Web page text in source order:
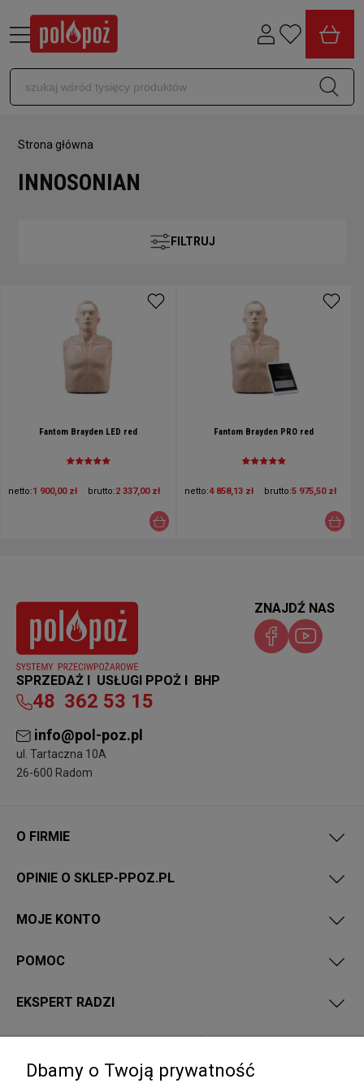
Strona główna
INNOSONIAN
FILTRUJ
Fantom Brayden LED red
netto:1 900,00 zł brutto:2 337,00 zł
Fantom Brayden PRO red
netto:4 858,13 zł brutto:5 975,50 zł
SPRZEDAŻ I USŁUGI PPOŻ I BHP
48 362 53 15
info@pol-poz.pl
ul. Tartaczna 10A
26-600 Radom
ZNAJDŹ NAS
O FIRMIE
OPINIE O SKLEP-PPOZ.PL
MOJE KONTO
POMOC
EKSPERT RADZI
Dbamy o Twoją prywatność